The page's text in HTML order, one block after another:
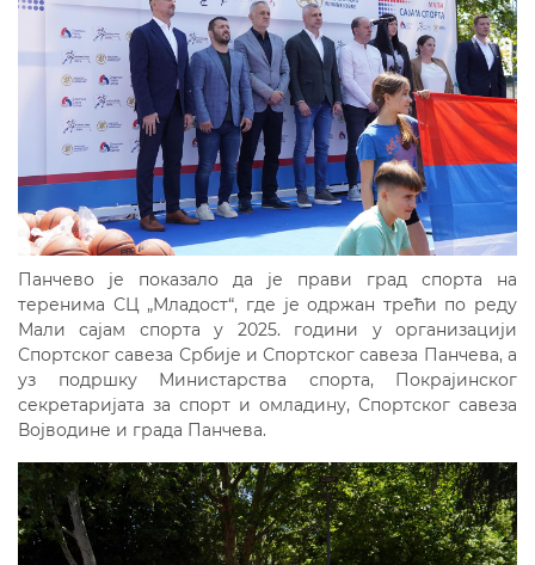
Панчево је показало да је прави град спорта на
теренима СЦ „Младост“, где је одржан трећи по реду
Мали сајам спорта у 2025. години у организацији
Спортског савеза Србије и Спортског савеза Панчева, а
уз подршку Министарства спорта, Покрајинског
секретаријата за спорт и омладину, Спортског савеза
Војводине и града Панчева.